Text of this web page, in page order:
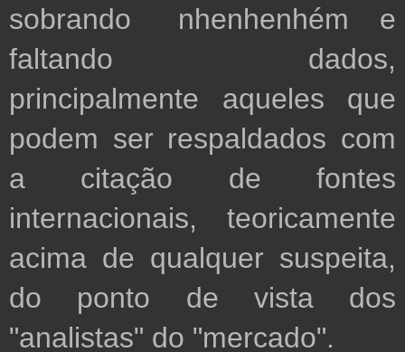
sobrando   nhenhenhém  e
faltando dados,
principalmente aqueles que
podem ser respaldados com
a citação de fontes
internacionais, teoricamente
acima de qualquer suspeita,
do ponto de vista dos
"analistas" do "mercado".